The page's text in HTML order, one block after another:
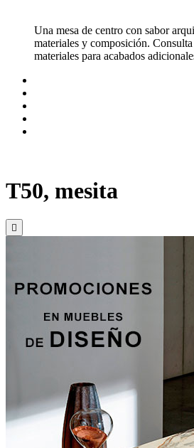
Una mesa de centro con sabor
materiales y composición.
materiales para acabados
T50, mesita
